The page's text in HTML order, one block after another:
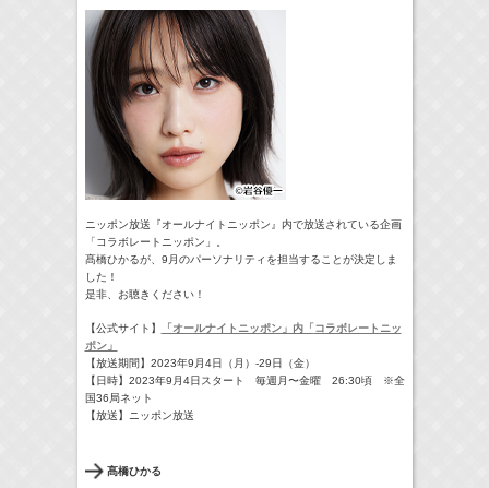
(TV) Tシャツが乾くまで
> More
ニッポン放送『オールナイトニッポン』内で放送されている企画
「コラボレートニッポン」。
髙橋ひかるが、9月のパーソナリティを担当することが決定しま
した！
是非、お聴きください！
【公式サイト】 「オールナイトニッポン」内「コラボレートニッ
ポン」
【放送期間】2023年9月4日（月）-29日（金）
【日時】 2023年9月4日スタート 毎週月〜金曜 26:30頃 ※全
国36局ネット
【放送】ニッポン放送
髙橋ひかる